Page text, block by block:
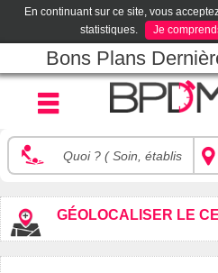
En continuant sur ce site, vous
statistiques.
Je
Bons Plans
GÉOLOCALISER LE